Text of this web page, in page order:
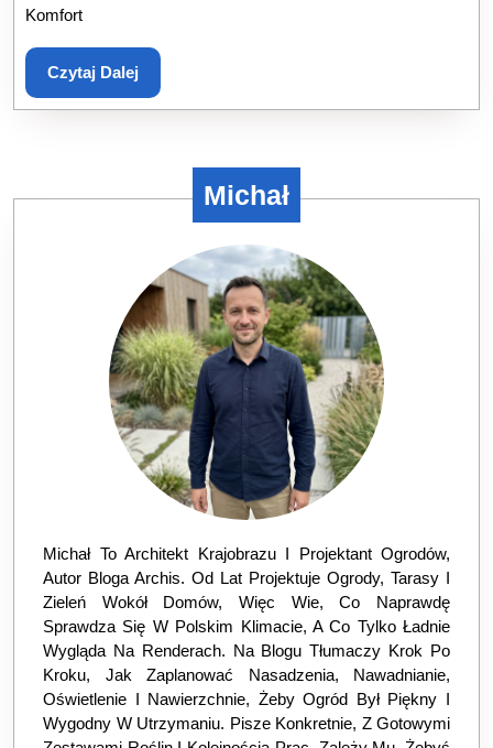
Projekt
Komfort
Czytaj DalejCzytaj
Dalej
Michał
Michał To Architekt Krajobrazu I Projektant Ogrodów,
Autor Bloga Archis. Od Lat Projektuje Ogrody, Tarasy I
Zieleń Wokół Domów, Więc Wie, Co Naprawdę
Sprawdza Się W Polskim Klimacie, A Co Tylko Ładnie
Wygląda Na Renderach. Na Blogu Tłumaczy Krok Po
Kroku, Jak Zaplanować Nasadzenia, Nawadnianie,
Oświetlenie I Nawierzchnie, Żeby Ogród Był Piękny I
Wygodny W Utrzymaniu. Pisze Konkretnie, Z Gotowymi